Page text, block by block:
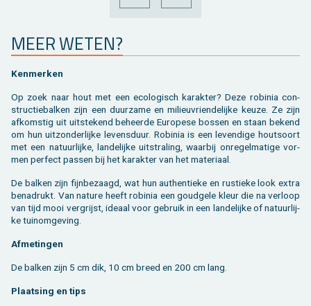
VORIGE VOLGENDE
MEER WETEN?
Ken­mer­ken
Op zoek naar hout met een eco­lo­gisch ka­rak­ter? Deze ro­bi­nia con­
struc­tie­bal­ken zijn een duur­za­me en mi­li­eu­vrien­de­lij­ke keuze. Ze zijn
af­kom­stig uit uit­ste­kend be­heer­de Eu­ro­pe­se bos­sen en staan be­kend
om hun uit­zon­der­lij­ke le­vens­duur. Ro­bi­nia is een le­ven­di­ge hout­soort
met een na­tuur­lij­ke, lan­de­lij­ke uit­stra­ling, waar­bij on­re­gel­ma­ti­ge vor­
men per­fect pas­sen bij het ka­rak­ter van het ma­te­ri­aal.
De bal­ken zijn fijn­be­zaagd, wat hun au­then­tie­ke en rus­tie­ke look extra
be­na­drukt. Van na­tu­re heeft ro­bi­nia een goud­ge­le kleur die na ver­loop
van tijd mooi ver­grijst, ide­aal voor ge­bruik in een lan­de­lij­ke of na­tuur­lij­
ke tuinom­ge­ving.
Af­me­tin­gen
De bal­ken zijn 5 cm dik, 10 cm breed en 200 cm lang.
Plaat­sing en tips